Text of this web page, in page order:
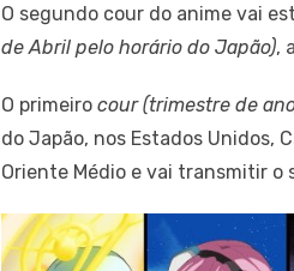
O segundo cour do anime vai
de Abril pelo horário do Japão),
O primeiro cour (trimestre de
do Japão, nos Estados Unidos,
Oriente Médio e vai transmitir o